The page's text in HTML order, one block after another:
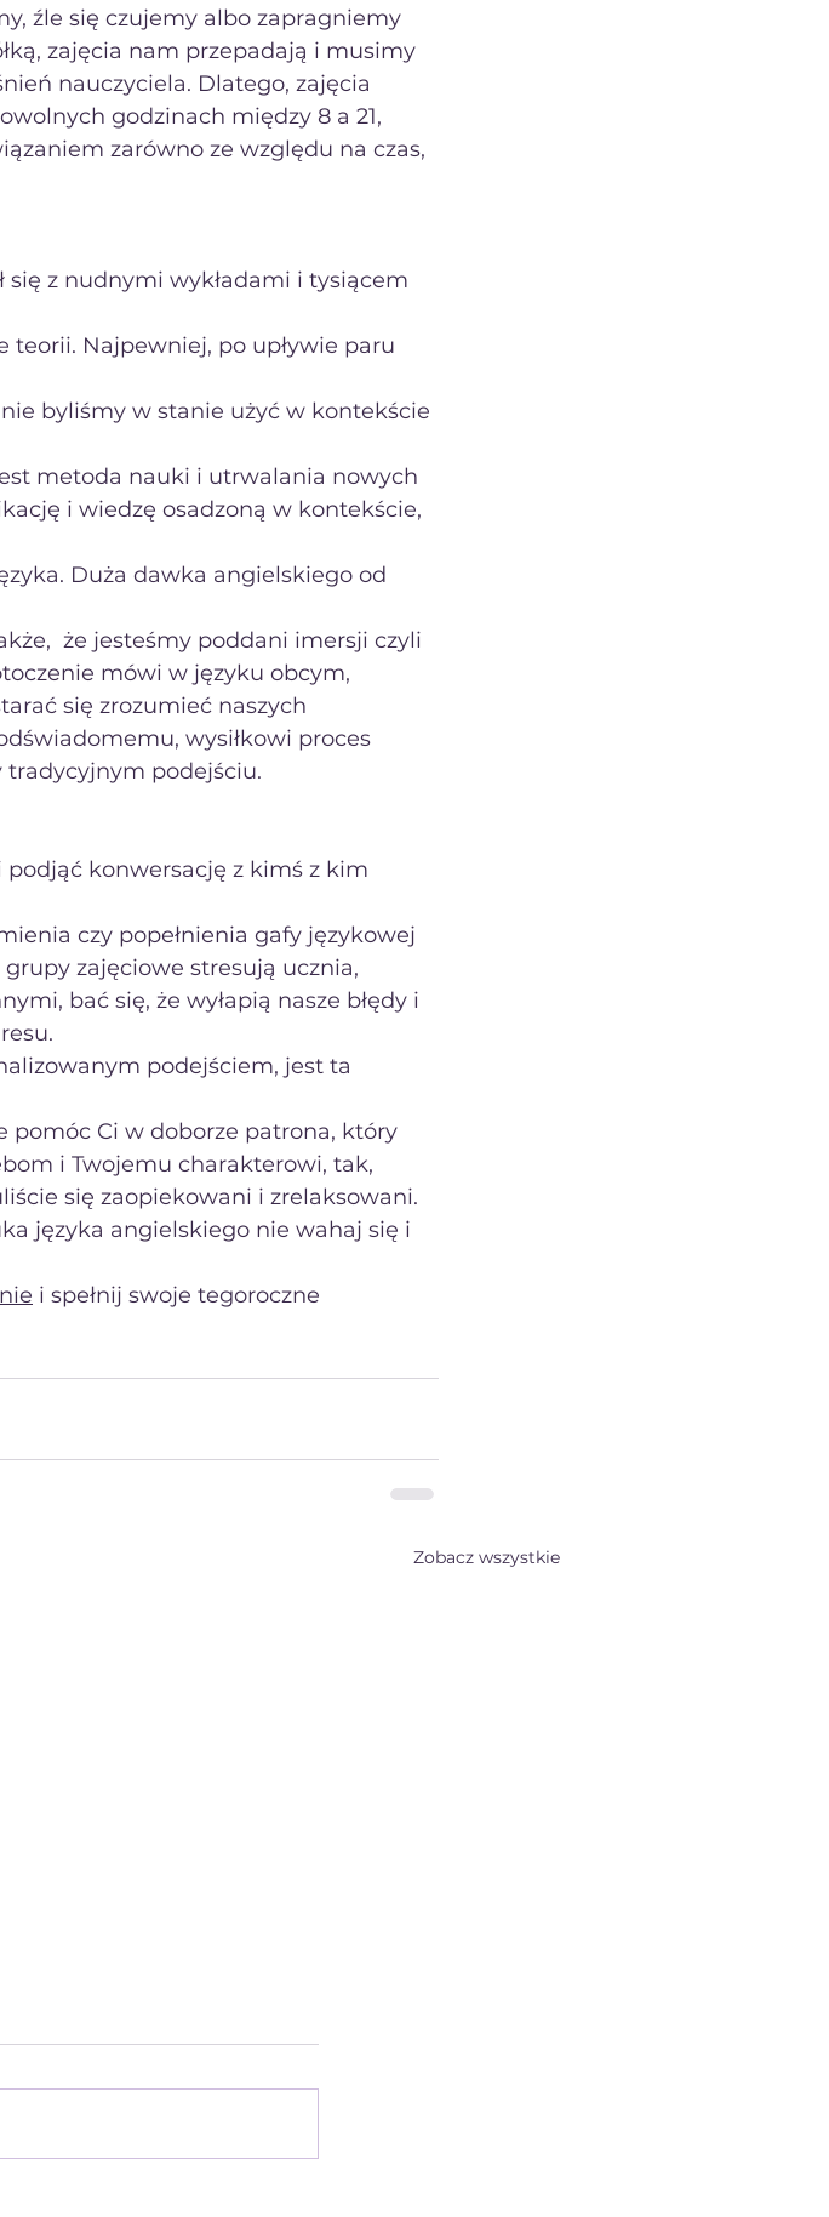
źle się czujemy albo zapragniemy
zajęcia nam przepadają i musimy
nauczyciela. Dlatego, zajęcia
godzinach między 8 a 21,
zarówno ze względu na czas,
teorii. Najpewniej, po upływie paru
byliśmy w stanie użyć w kontekście
metoda nauki i utrwalania nowych
i wiedzę osadzoną w kontekście,
Duża dawka angielskiego od
że jesteśmy poddani imersji czyli
mówi w języku obcym,
się zrozumieć naszych
wysiłkowi proces
tradycyjnym podejściu.
czy popełnienia gafy językowej
zajęciowe stresują ucznia,
bać się, że wyłapią nasze błędy i
podejściem, jest ta
pomóc Ci w doborze patrona, który
i Twojemu charakterowi, tak,
się zaopiekowani i zrelaksowani.
i spełnij swoje tegoroczne
Zobacz wszystkie